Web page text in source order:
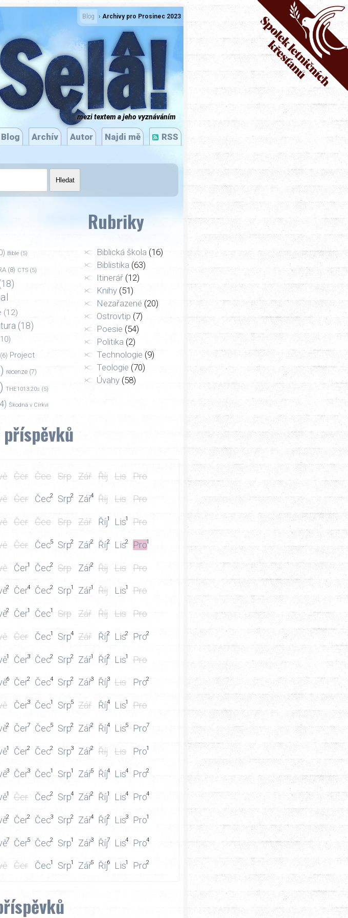
Blog › Archivy pro Prosinec 2023
mezi textem a jeho vyznáváním
Blog Archív Autor Najdi mě RSS
Bible (5)
(8) CTS (5)
(12)
(18)
(6) Project
recenze (7)
THE1013.20s (5)
Škodná v Církvi
Rubriky
Biblická škola (16)
Biblistika (63)
Itinerář (12)
Knihy (51)
Nezařazené (20)
Ostrovtip (7)
Poesie (54)
Politika (2)
Technologie (9)
Teologie (70)
Úvahy (58)
Čer Čec Srp Zář Říj Lis Pro
Čer Čec2 Srp2 Zář4 Říj Lis Pro
Čer Čec Srp Zář Říj1 Lis1 Pro
Čer Čec5 Srp2 Zář2 Říj2 Lis2 Pro1
Čer1 Čec2 Srp Zář2 Říj Lis Pro
2 Čer4 Čec2 Srp1 Zář1 Říj Lis1 Pro
2 Čer1 Čec1 Srp Zář Říj Lis Pro
Čer Čec1 Srp4 Zář Říj2 Lis2 Pro2
1 Čer3 Čec2 Srp2 Zář1 Říj2 Lis1 Pro
6 Čer2 Čec4 Srp2 Zář3 Říj3 Lis Pro2
Čer3 Čec1 Srp5 Zář Říj4 Lis1 Pro
2 Čer7 Čec5 Srp2 Zář2 Říj4 Lis5 Pro7
1 Čer2 Čec2 Srp3 Zář2 Říj Lis Pro1
3 Čer3 Čec1 Srp1 Zář5 Říj4 Lis4 Pro2
1 Čer Čec2 Srp4 Zář2 Říj1 Lis4 Pro4
2 Čer2 Čec3 Srp2 Zář4 Říj2 Lis3 Pro1
7 Čer5 Čec2 Srp1 Zář3 Říj7 Lis4 Pro4
Čer Čec1 Srp1 Zář5 Říj6 Lis1 Pro2